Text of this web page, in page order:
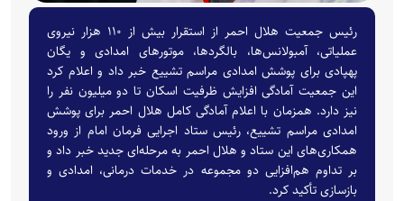
رئیس جمعیت هلال احمر از استقرار بیش از ۱۱۰ هزار نیروی
عملیاتی، آمبولانس‌ها، بالگردها، موتور‌های امدادی و یگان
پهپادی برای پوشش امدادی مراسم تشییع خبر داد و اعلام کرد
این جمعیت آمادگی افزایش ظرفیت اسکان تا دو میلیون نفر را
نیز دارد. همزمان با اعلام آمادگی کامل هلال احمر برای پوشش
امدادی مراسم تشییع، رئیس ستاد اجرایی فرمان امام از ورود
همکاری‌های این ستاد و هلال احمر به مرحله‌ای جدید خبر داد و
بر تداوم هم‌افزایی دو مجموعه در خدمات درمانی، امدادی و
بازسازی تأکید کرد.